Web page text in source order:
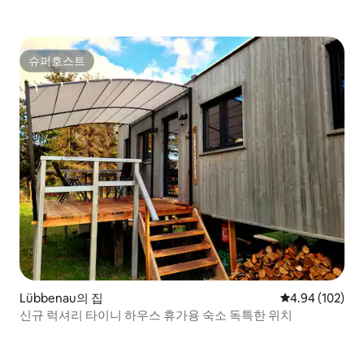
슈퍼호스트
슈퍼호스트
Lübbenau의 집 평점 4.94점(5
4.94 (102)
신규 럭셔리 타이니 하우스 휴가용 숙소 독특한 위치